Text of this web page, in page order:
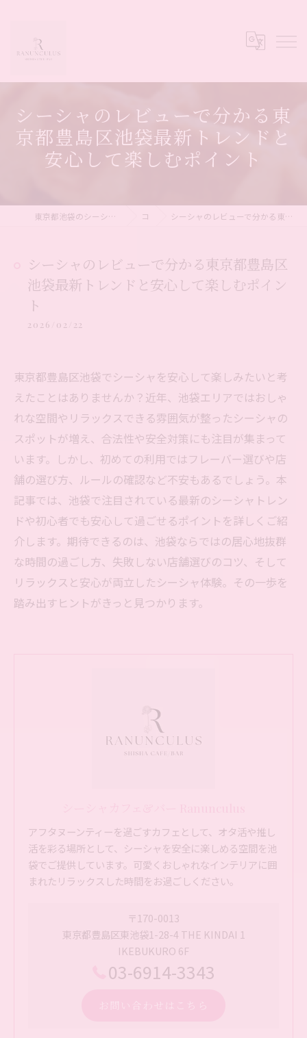
シーシャのレビューで分かる東
京都豊島区池袋最新トレンドと
安心して楽しむポイント
東京都池袋のシーシャならシーシャカフェ&バー Ranunculus コラム シーシャのレビューで分かる東京都豊島区池袋最新トレンドと安心して楽しむポイント
シーシャのレビューで分かる東京都豊島区
池袋最新トレンドと安心して楽しむポイン
ト
2026/02/22
東京都豊島区池袋でシーシャを安心して楽しみたいと考
えたことはありませんか？近年、池袋エリアではおしゃ
れな空間やリラックスできる雰囲気が整ったシーシャの
スポットが増え、合法性や安全対策にも注目が集まって
います。しかし、初めての利用ではフレーバー選びや店
舗の選び方、ルールの確認など不安もあるでしょう。本
記事では、池袋で注目されている最新のシーシャトレン
ドや初心者でも安心して過ごせるポイントを詳しくご紹
介します。期待できるのは、池袋ならではの居心地抜群
な時間の過ごし方、失敗しない店舗選びのコツ、そして
リラックスと安心が両立したシーシャ体験。その一歩を
踏み出すヒントがきっと見つかります。
アフタヌーンティーを過ごすカフェとして、オタ活や推し
活を彩る場所として、シーシャを安全に楽しめる空間を池
袋でご提供しています。可愛くおしゃれなインテリアに囲
まれたリラックスした時間をお過ごしください。
〒170-0013
東京都豊島区東池袋1-28-4 THE KINDAI 1
IKEBUKURO 6F
03-6914-3343
お問い合わせはこちら